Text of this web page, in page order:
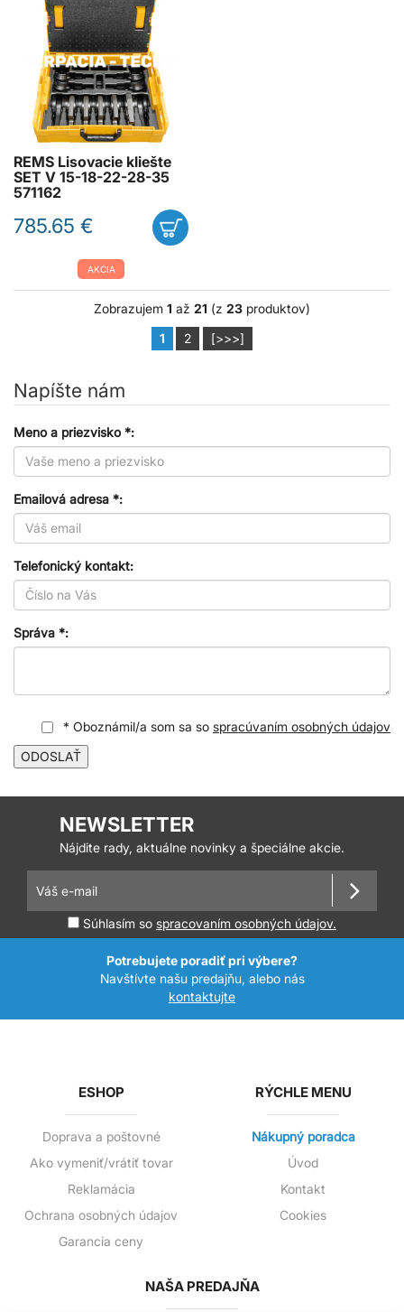
REMS Lisovacie kliešte
SET V 15-18-22-28-35
571162
785.65 €
AKCIA
Zobrazujem 1 až 21 (z 23 produktov)
1
2 [>>>]
Napíšte nám
Meno a priezvisko *:
Emailová adresa *:
Telefonický kontakt:
Správa *:
* Oboznámil/a som sa so spracúvaním osobných údajov
ODOSLAŤ
NEWSLETTER
Nájdite rady, aktuálne novinky a špeciálne akcie.
Súhlasím so spracovaním osobných údajov.
Potrebujete poradiť pri výbere?
Navštívte našu predajňu, alebo nás
kontaktujte
ESHOP
Doprava a poštovné
Ako vymeniť/vrátiť tovar
Reklamácia
Ochrana osobných údajov
Garancia ceny
RÝCHLE MENU
Nákupný poradca
Úvod
Kontakt
Cookies
NAŠA PREDAJŇA